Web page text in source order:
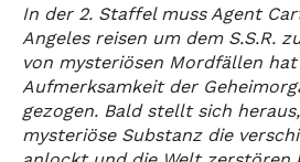
In der 2. Staffel muss Agent
Angeles reisen um dem S.S.R.
von mysteriösen Mordfällen hat
Aufmerksamkeit der
gezogen. Bald stellt sich
mysteriöse Substanz die